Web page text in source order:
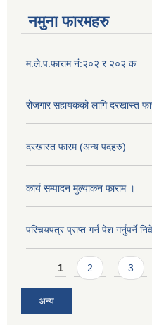
नमुना फारमहरु
म.ले.प.फाराम नं:२०२ र २०२ क
रोजगार सहायकको लागि दरखास्त
दरखास्त फारम (अन्य पदहरु)
कार्य सम्पादन मुल्याक‌न फाराम ।
परिचयपत्र प्राप्त गर्न पेश गर्नुपर्ने
Pages
1 2 3
अन्य